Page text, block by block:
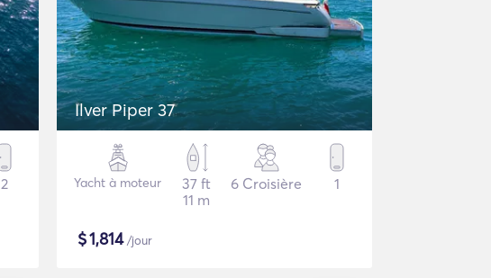
2
Ilver Piper 37
Yacht à moteur
37 ft
11 m
6 Croisière 1
$1,814/jour